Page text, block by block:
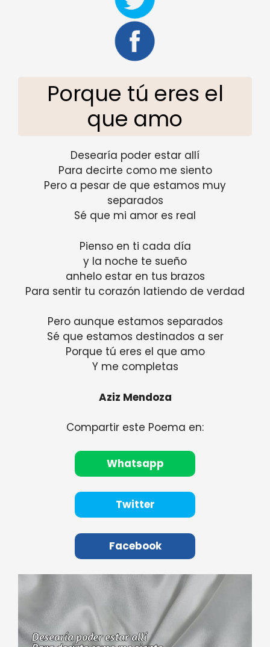
Porque tú eres el
que amo
Desearía poder estar allí
Para decirte como me siento
Pero a pesar de que estamos muy
separados
Sé que mi amor es real
Pienso en ti cada día
y la noche te sueño
anhelo estar en tus brazos
Para sentir tu corazón latiendo de verdad
Pero aunque estamos separados
Sé que estamos destinados a ser
Porque tú eres el que amo
Y me completas
Aziz Mendoza
Compartir este Poema en:
Whatsapp
Twitter
Facebook